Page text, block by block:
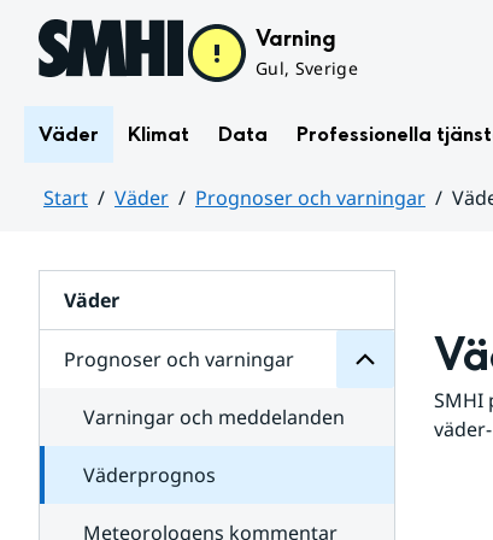
Hoppa till sidans innehåll Varning
Gul, Sverige
Väder Klimat Data Professionella
Start Väder Prognoser och varningar
Väder
Prognoser och varningar
för
varningar
Varningar och meddelanden
Väderprognos
Meteorologens kommentar
SMHI